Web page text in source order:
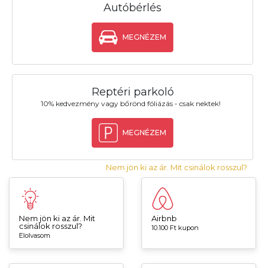
Autóbérlés
MEGNÉZEM
Reptéri parkoló
10% kedvezmény vagy bőrönd fóliázás - csak nektek!
MEGNÉZEM
Nem jön ki az ár. Mit csinálok rosszul?
Nem jön ki az ár. Mit
csinálok rosszul?
Elolvasom
Airbnb
10.100 Ft kupon